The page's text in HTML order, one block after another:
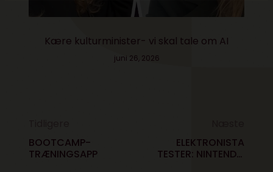
Kære kulturminister- vi skal tale om AI
juni 26, 2026
BOOTCAMP-
TRÆNINGSAPP
ELEKTRONISTA
TESTER: NINTENDO